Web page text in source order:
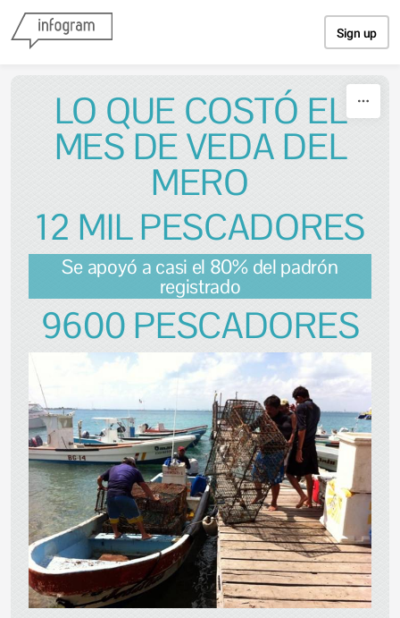
Sign up
LO QUE COSTÓ EL
MES DE VEDA DEL
MERO
12 MIL PESCADORES
Se apoyó a casi el 80% del padrón
registrado
9600 PESCADORES